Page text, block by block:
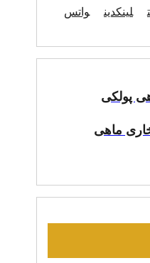
لینکدین
واتس
پولکی
ماهی